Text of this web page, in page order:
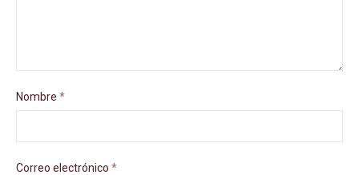
Nombre *
Correo electrónico *